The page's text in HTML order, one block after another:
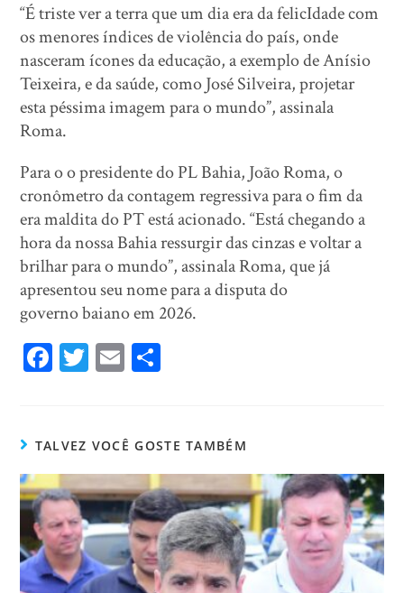
“É triste ver a terra que um dia era da felicIdade com
os menores índices de violência do país, onde
nasceram ícones da educação, a exemplo de Anísio
Teixeira, e da saúde, como José Silveira, projetar
esta péssima imagem para o mundo”, assinala
Roma.
Para o o presidente do PL Bahia, João Roma, o
cronômetro da contagem regressiva para o fim da
era maldita do PT está acionado. “Está chegando a
hora da nossa Bahia ressurgir das cinzas e voltar a
brilhar para o mundo”, assinala Roma, que já
apresentou seu nome para a disputa do
governo baiano em 2026.
Fa
ok
T
er
E
TALVEZ VOCÊ GOSTE TAMBÉM